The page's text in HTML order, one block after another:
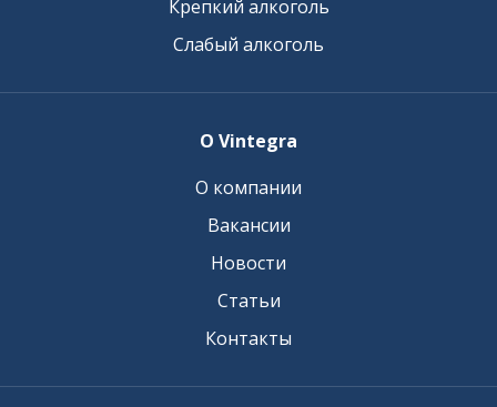
Крепкий алкоголь
Слабый алкоголь
О Vintegra
О компании
Вакансии
Новости
Статьи
Контакты